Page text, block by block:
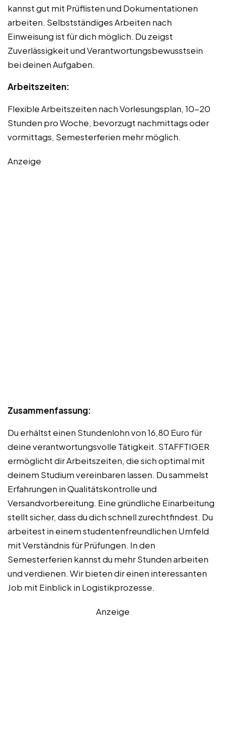
kannst gut mit Prüflisten und Dokumentationen
arbeiten. Selbstständiges Arbeiten nach
Einweisung ist für dich möglich. Du zeigst
Zuverlässigkeit und Verantwortungsbewusstsein
bei deinen Aufgaben.
Arbeitszeiten:
Flexible Arbeitszeiten nach Vorlesungsplan, 10-20
Stunden pro Woche, bevorzugt nachmittags oder
vormittags, Semesterferien mehr möglich.
Anzeige
Zusammenfassung:
Du erhältst einen Stundenlohn von 16,80 Euro für
deine verantwortungsvolle Tätigkeit. STAFFTIGER
ermöglicht dir Arbeitszeiten, die sich optimal mit
deinem Studium vereinbaren lassen. Du sammelst
Erfahrungen in Qualitätskontrolle und
Versandvorbereitung. Eine gründliche Einarbeitung
stellt sicher, dass du dich schnell zurechtfindest. Du
arbeitest in einem studentenfreundlichen Umfeld
mit Verständnis für Prüfungen. In den
Semesterferien kannst du mehr Stunden arbeiten
und verdienen. Wir bieten dir einen interessanten
Job mit Einblick in Logistikprozesse.
Anzeige